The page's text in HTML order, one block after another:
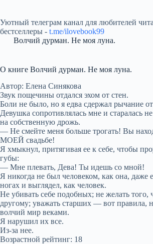
Уютный телеграм канал для любителей
бестселлеры - t.me/ilovebook99
Волчий дурман. Не моя луна.
О книге Волчий дурман. Не моя луна.
Автор: Елена Синякова
Звук пощечины отдался эхом от стен.
Боли не было, но я едва сдержал рычание
Девушка сопротивлялась мне и старалась
на собственную дрожь.
— Не смейте меня больше трогать! Вы
МОЕЙ свадьбе!
Я хмыкнул, притягивая ее к себе, чтобы
губы:
— Мне плевать, Дева! Ты идешь со мной!
Я никогда не был человеком, как она, даже
ногах и выглядел, как человек.
Не убивать себе подобных; не желать того,
другому; уважать старших — вот правила,
волчий мир веками.
Я нарушил их все.
Из-за нее.
Возрастной рейтинг: 18